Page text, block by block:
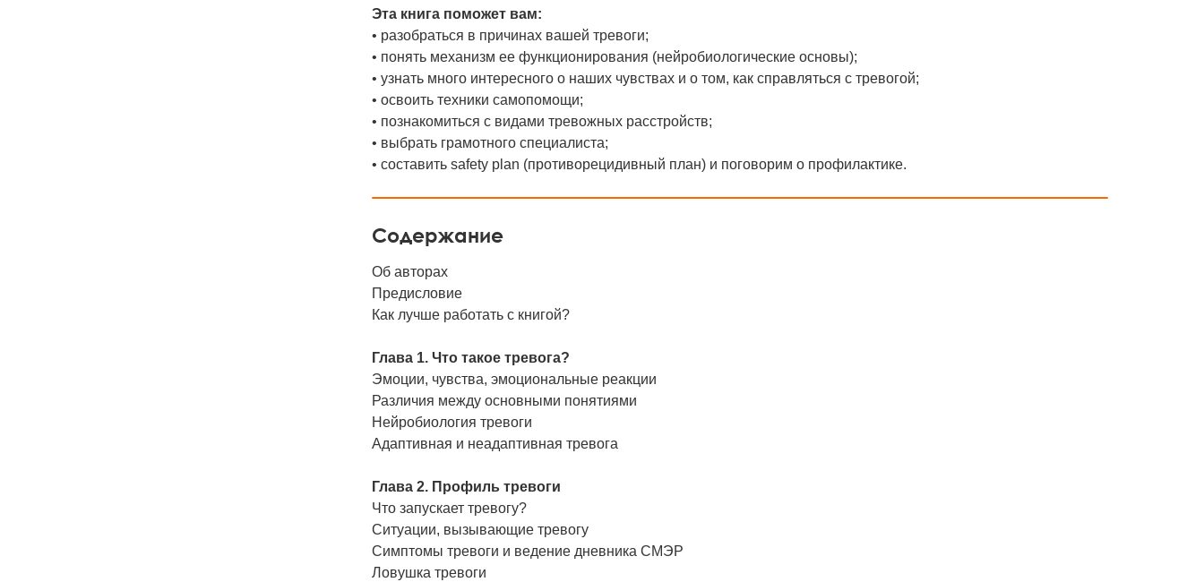
Эта книга поможет вам:
• разобраться в причинах вашей тревоги;
• понять механизм ее функционирования (нейробиологические основы);
• узнать много интересного о наших чувствах и о том, как справляться с тревогой;
• освоить техники самопомощи;
• познакомиться с видами тревожных расстройств;
• выбрать грамотного специалиста;
• составить safety plan (противорецидивный план) и поговорим о профилактике.
Содержание
Об авторах
Предисловие
Как лучше работать с книгой?
Глава 1. Что такое тревога?
Эмоции, чувства, эмоциональные реакции
Различия между основными понятиями
Нейробиология тревоги
Адаптивная и неадаптивная тревога
Глава 2. Профиль тревоги
Что запускает тревогу?
Ситуации, вызывающие тревогу
Симптомы тревоги и ведение дневника СМЭР
Ловушка тревоги